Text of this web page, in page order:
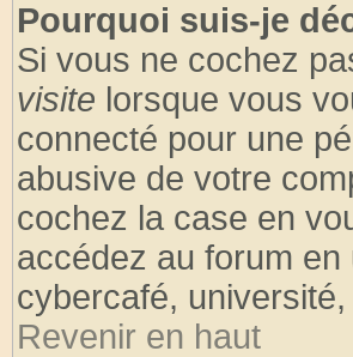
Pourquoi suis-je
Si vous ne cochez
visite lorsque vous
connecté pour une
abusive de votre
cochez la case en
accédez au forum
cybercafé, université,
Revenir en haut